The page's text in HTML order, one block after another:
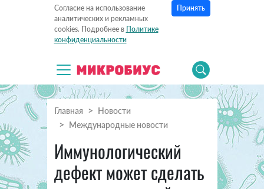
Согласие на использование
аналитических и рекламных
cookies. Подробнее в Политике
конфиденциальности
Принять
Главная
Новости
Международные новости
Иммунологический
дефект может сделать